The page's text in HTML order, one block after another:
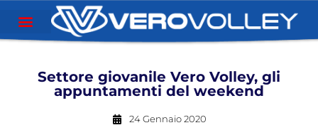
Settore giovanile Vero Volley, gli
appuntamenti del weekend
24 Gennaio 2020